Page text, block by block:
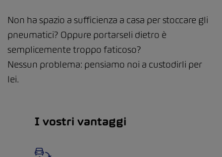
Non ha spazio a sufficienza a casa per stoccare gli
pneumatici? Oppure portarseli dietro è
semplicemente troppo faticoso?
Nessun problema: pensiamo noi a custodirli per
lei.
I vostri vantaggi